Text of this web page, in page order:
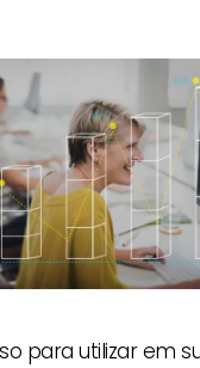
para utilizar em